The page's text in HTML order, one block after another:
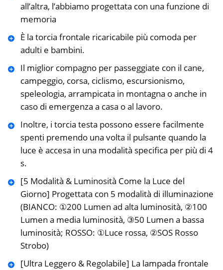
all’altra, l’abbiamo progettata con una funzione di
memoria
È la torcia frontale ricaricabile più comoda per
adulti e bambini.
Il miglior compagno per passeggiate con il cane,
campeggio, corsa, ciclismo, escursionismo,
speleologia, arrampicata in montagna o anche in
caso di emergenza a casa o al lavoro.
Inoltre, i torcia testa possono essere facilmente
spenti premendo una volta il pulsante quando la
luce è accesa in una modalità specifica per più di 4
s.
[5 Modalità & Luminosità Come la Luce del
Giorno] Progettata con 5 modalità di illuminazione
(BIANCO: ①200 Lumen ad alta luminosità, ②100
Lumen a media luminosità, ③50 Lumen a bassa
luminosità; ROSSO: ①Luce rossa, ②SOS Rosso
Strobo)
[Ultra Leggero & Regolabile] La lampada frontale